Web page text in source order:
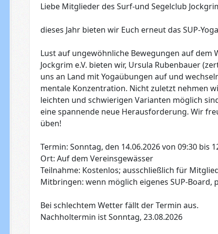
Liebe Mitglieder des Surf-und Segelclub
dieses Jahr bieten wir Euch erneut das SUP-
Lust auf ungewöhnliche Bewegungen auf dem
Jockgrim e.V. bieten wir, Ursula Rubenbauer
uns an Land mit Yogaübungen auf und
mentale Konzentration. Nicht zuletzt nehmen
leichten und schwierigen Varianten möglich
eine spannende neue Herausforderung. Wir
üben!
Termin: Sonntag, den 14.06.2026 von 09:30 bis
Ort: Auf dem Vereinsgewässer
Teilnahme: Kostenlos; ausschließlich für
Mitbringen: wenn möglich eigenes SUP-
Bei schlechtem Wetter fällt der Termin aus.
Nachholtermin ist Sonntag, 23.08.2026